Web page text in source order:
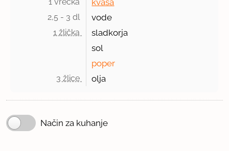
1 vrečka kvasa
2,5 - 3 dl vode
1 žlička
sladkorja
sol
poper
3 žlice olja
Način za kuhanje